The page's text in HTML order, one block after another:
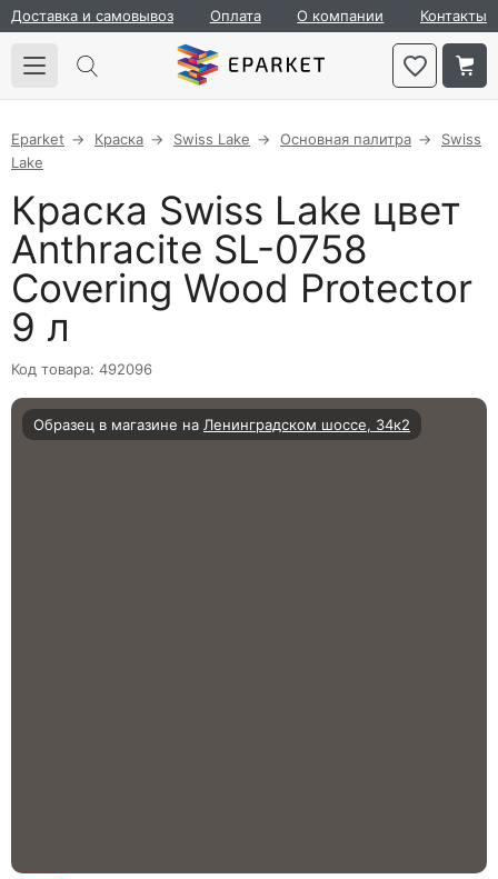
Доставка и самовывоз Оплата О компании Контакты
Eparket Краска Swiss Lake Основная палитра
Swiss
Lake
Краска Swiss Lake цвет
Anthracite SL-0758
Covering Wood Protector
9 л
Код товара: 492096
Образец в магазине на Ленинградском шоссе, 34к2